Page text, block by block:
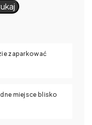
zaparkować
miejsce blisko